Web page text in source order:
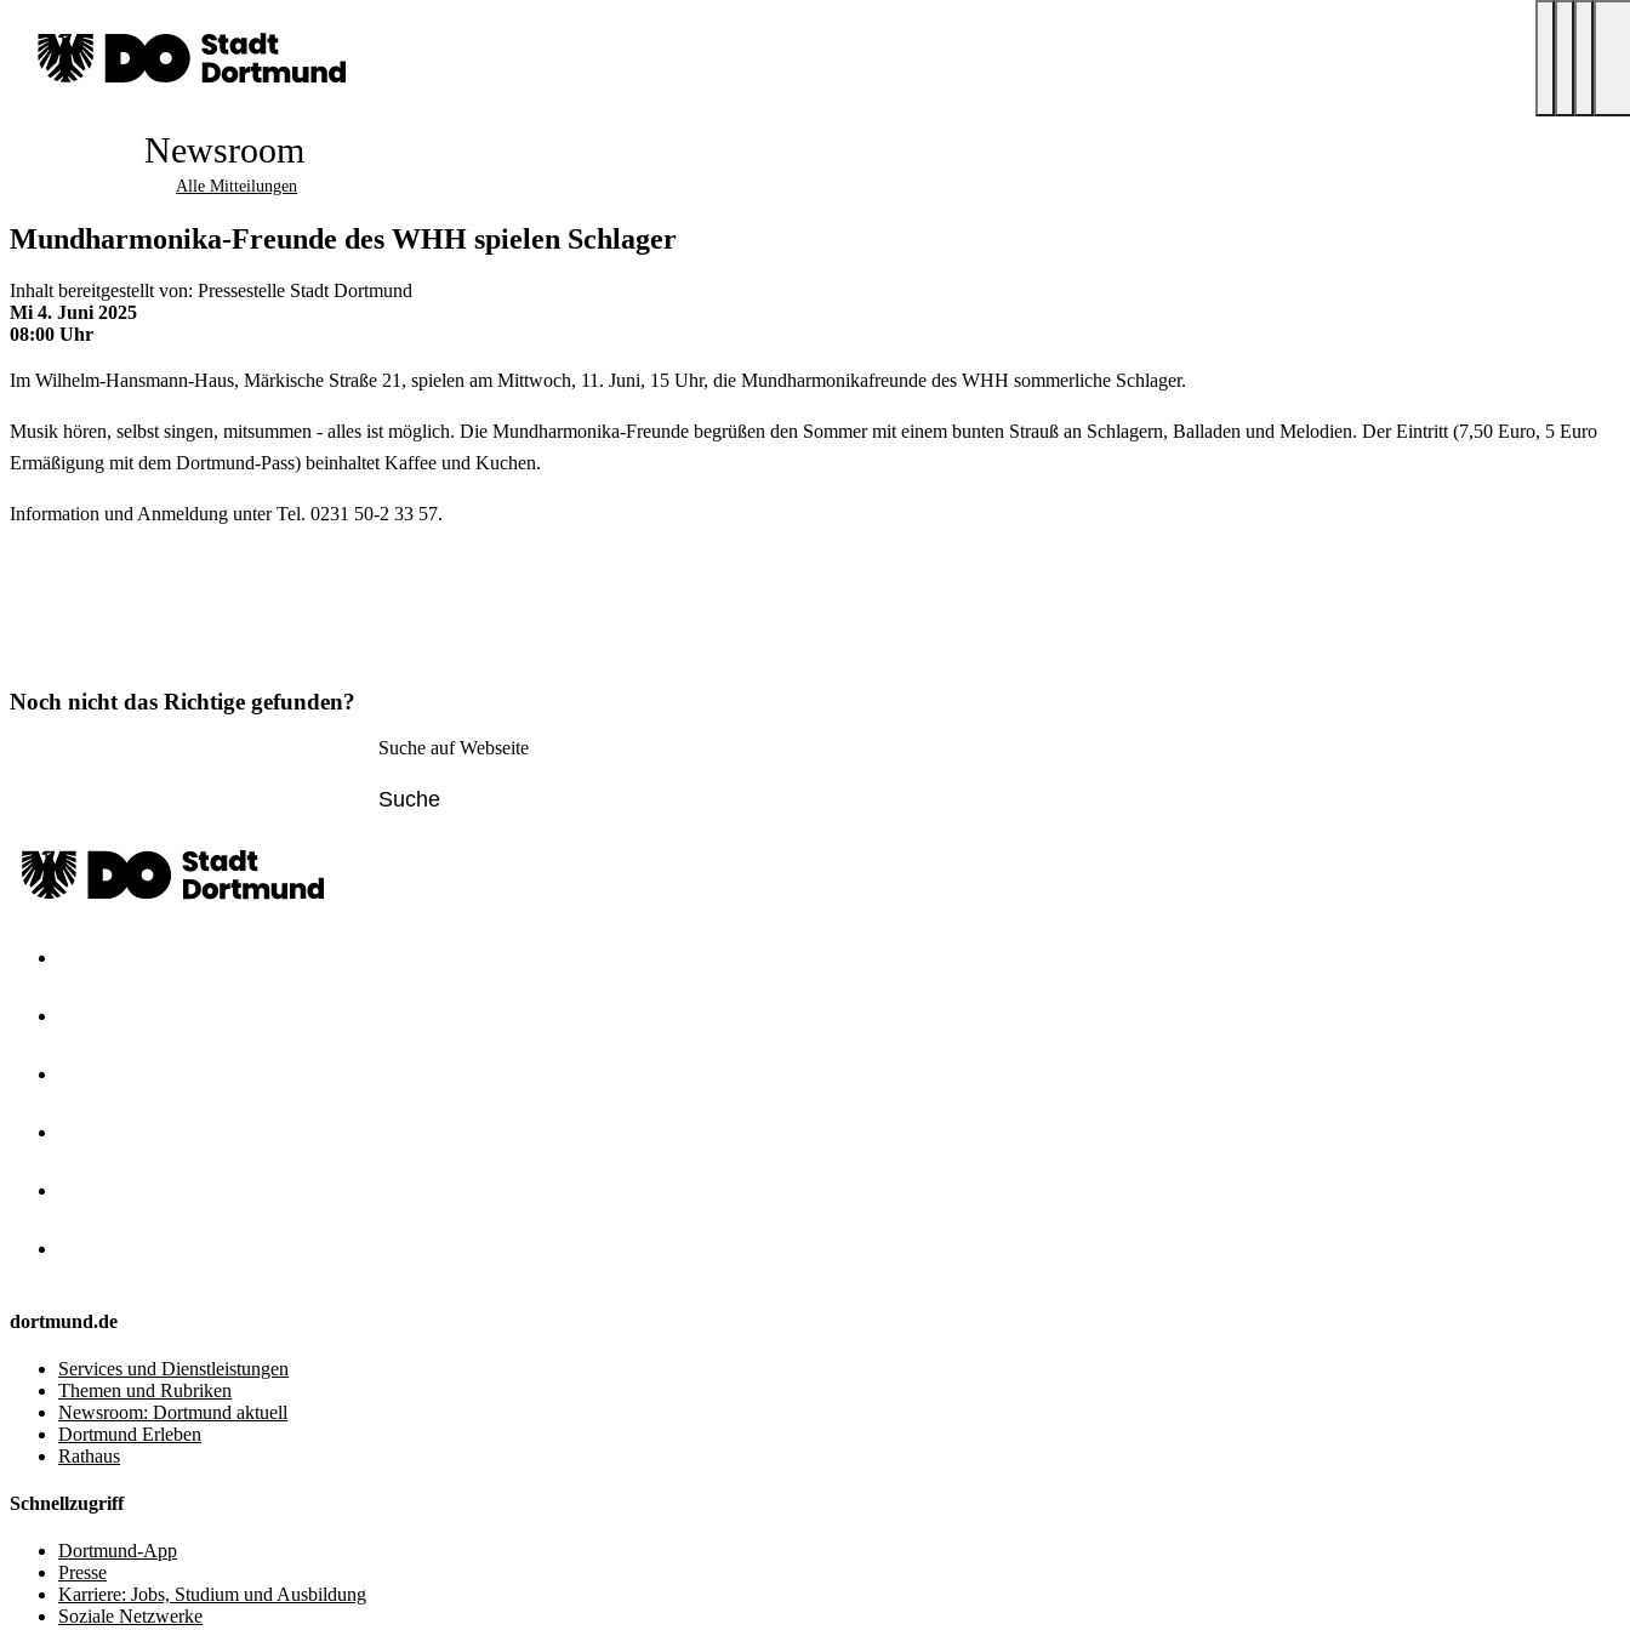
Newsroom
Alle Mitteilungen
Mundharmonika-Freunde des WHH spielen Schlager
Inhalt bereitgestellt von: Pressestelle Stadt Dortmund
Mi 4. Juni 2025
08:00 Uhr
Im Wilhelm-Hansmann-Haus, Märkische Straße 21, spielen am Mittwoch, 11. Juni, 15 Uhr, die Mundharmonikafreunde des WHH sommerliche Schlager.
Musik hören, selbst singen, mitsummen - alles ist möglich. Die Mundharmonika-Freunde begrüßen den Sommer mit einem bunten Strauß an Schlagern, Balladen und Melodien. Der Eintritt (7,50 Euro, 5 Euro
Ermäßigung mit dem Dortmund-Pass) beinhaltet Kaffee und Kuchen.
Information und Anmeldung unter Tel. 0231 50-2 33 57.
Noch nicht das Richtige gefunden?
Suche auf Webseite
dortmund.de
Services und Dienstleistungen
Themen und Rubriken
Newsroom: Dortmund aktuell
Dortmund Erleben
Rathaus
Schnellzugriff
Dortmund-App
Presse
Karriere: Jobs, Studium und Ausbildung
Soziale Netzwerke